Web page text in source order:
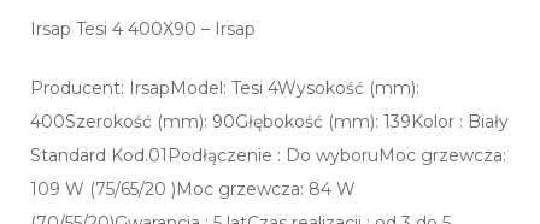
Irsap Tesi 4 400X90 – Irsap
Producent: IrsapModel: Tesi 4Wysokość (mm):
400Szerokość (mm): 90Głębokość (mm): 139Kolor : Biały
Standard Kod.01Podłączenie : Do wyboruMoc grzewcza:
109 W (75/65/20 )Moc grzewcza: 84 W